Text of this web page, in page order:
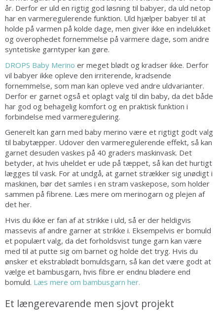
år. Derfor er uld en rigtig god løsning til babyer, da uld netop
har en varmeregulerende funktion. Uld hjælper babyer til at
holde på varmen på kolde dage, men giver ikke en indelukket
og overophedet fornemmelse på varmere dage, som andre
syntetiske garntyper kan gøre.
DROPS Baby Merino er meget blødt og kradser ikke. Derfor
vil babyer ikke opleve den irriterende, kradsende
fornemmelse, som man kan opleve ved andre uldvarianter.
Derfor er garnet også et oplagt valg til din baby, da det både
har god og behagelig komfort og en praktisk funktion i
forbindelse med varmeregulering.
Generelt kan garn med baby merino være et rigtigt godt valg
til babytæpper. Udover den varmeregulerende effekt, så kan
garnet desuden vaskes på 40 graders maskinvask. Det
betyder, at hvis uheldet er ude på tæppet, så kan det hurtigt
lægges til vask. For at undgå, at garnet strækker sig unødigt i
maskinen, bør det samles i en stram vaskepose, som holder
sammen på fibrene. Læs mere om merinogarn og plejen af
det her.
Hvis du ikke er fan af at strikke i uld, så er der heldigvis
massevis af andre garner at strikke i. Eksempelvis er bomuld
et populært valg, da det forholdsvist tunge garn kan være
med til at putte sig om barnet og holde det tryg. Hvis du
ønsker et ekstrablødt bomuldsgarn, så kan det være godt at
vælge et bambusgarn, hvis fibre er endnu blødere end
bomuld. Læs mere om bambusgarn her.
Et længerevarende men sjovt projekt